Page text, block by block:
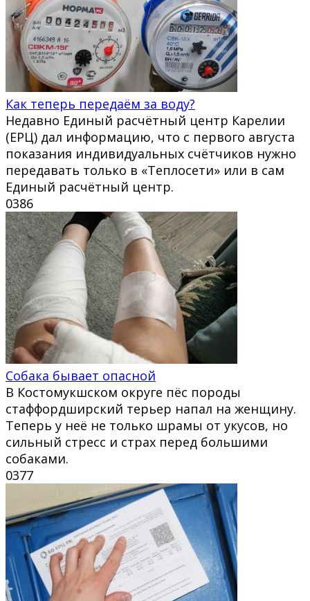
Как теперь передаём за воду?
Недавно Единый расчётный центр Карелии
(ЕРЦ) дал информацию, что с первого августа
показания индивидуальных счётчиков нужно
передавать только в «Теплосети» или в сам
Единый расчётный центр.
0386
Собака бывает опасной
В Костомукшском округе пёс породы
стаффордширский терьер напал на женщину.
Теперь у неё не только шрамы от укусов, но
сильный стресс и страх перед большими
собаками.
0377